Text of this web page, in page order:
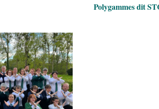
Polygammes dit